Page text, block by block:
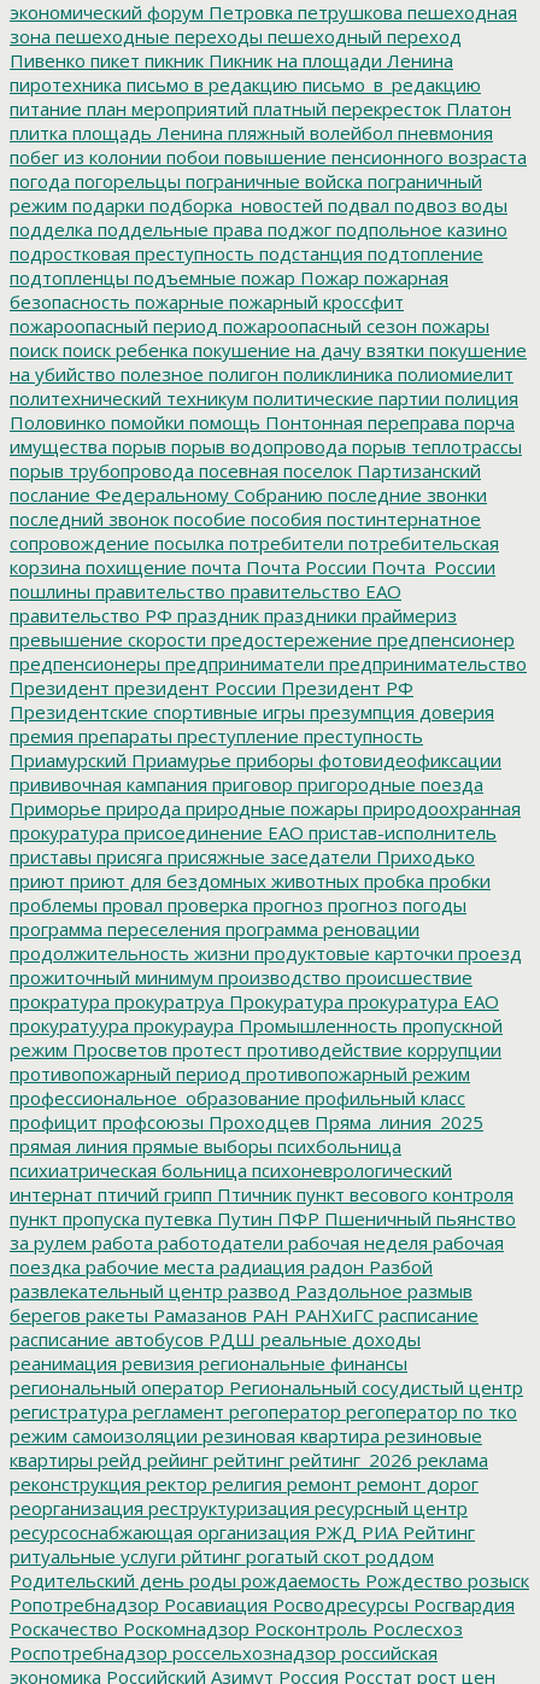
экономический форум Петровка петрушкова пешеходная
зона пешеходные переходы пешеходный переход
Пивенко пикет пикник Пикник на площади Ленина
пиротехника письмо в редакцию письмо_в_редакцию
питание план мероприятий платный перекресток Платон
плитка площадь Ленина пляжный волейбол пневмония
побег из колонии побои повышение пенсионного возраста
погода погорельцы пограничные войска пограничный
режим подарки подборка_новостей подвал подвоз воды
подделка поддельные права поджог подпольное казино
подростковая преступность подстанция подтопление
подтопленцы подъемные пожар Пожар пожарная
безопасность пожарные пожарный кроссфит
пожароопасный период пожароопасный сезон пожары
поиск поиск ребенка покушение на дачу взятки покушение
на убийство полезное полигон поликлиника полиомиелит
политехнический техникум политические партии полиция
Половинко помойки помощь Понтонная переправа порча
имущества порыв порыв водопровода порыв теплотрассы
порыв трубопровода посевная поселок Партизанский
послание Федеральному Собранию последние звонки
последний звонок пособие пособия постинтернатное
сопровождение посылка потребители потребительская
корзина похищение почта Почта России Почта_России
пошлины правительство правительство ЕАО
правительство РФ праздник праздники праймериз
превышение скорости предостережение предпенсионер
предпенсионеры предприниматели предпринимательство
Президент президент России Президент РФ
Президентские спортивные игры презумпция доверия
премия препараты преступление преступность
Приамурский Приамурье приборы фотовидеофиксации
прививочная кампания приговор пригородные поезда
Приморье природа природные пожары природоохранная
прокуратура присоединение ЕАО пристав-исполнитель
приставы присяга присяжные заседатели Приходько
приют приют для бездомных животных пробка пробки
проблемы провал проверка прогноз прогноз погоды
программа переселения программа реновации
продолжительность жизни продуктовые карточки проезд
прожиточный минимум производство происшествие
прократура прокуратруа Прокуратура прокуратура ЕАО
прокуратуура прокураура Промышленность пропускной
режим Просветов протест противодействие коррупции
противопожарный период противопожарный режим
профессиональное_образование профильный класс
профицит профсоюзы Проходцев Пряма_линия_2025
прямая линия прямые выборы психбольница
психиатрическая больница психоневрологический
интернат птичий грипп Птичник пункт весового контроля
пункт пропуска путевка Путин ПФР Пшеничный пьянство
за рулем работа работодатели рабочая неделя рабочая
поездка рабочие места радиация радон Разбой
развлекательный центр развод Раздольное размыв
берегов ракеты Рамазанов РАН РАНХиГС расписание
расписание автобусов РДШ реальные доходы
реанимация ревизия региональные финансы
региональный оператор Региональный сосудистый центр
регистратура регламент регоператор регоператор по тко
режим самоизоляции резиновая квартира резиновые
квартиры рейд рейинг рейтинг рейтинг_2026 реклама
реконструкция ректор религия ремонт ремонт дорог
реорганизация реструктуризация ресурсный центр
ресурсоснабжающая организация РЖД РИА Рейтинг
ритуальные услуги рйтинг рогатый скот роддом
Родительский день роды рождаемость Рождество розыск
Ропотребнадзор Росавиация Росводресурсы Росгвардия
Роскачество Роскомнадзор Росконтроль Рослесхоз
Роспотребнадзор россельхознадзор российская
экономика Российский Азимут Россия Росстат рост цен